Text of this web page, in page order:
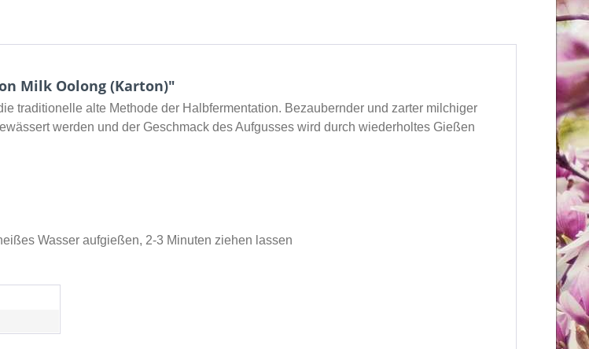
Milk Oolong (Karton)"
traditionelle alte Methode der Halbfermentation. Bezaubernder und zarter milchiger
werden und der Geschmack des Aufgusses wird durch wiederholtes Gießen
Wasser aufgießen, 2-3 Minuten ziehen lassen